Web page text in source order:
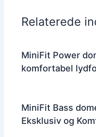
Relaterede
MiniFit Power
komfortabel
MiniFit Bass
Eksklusiv og